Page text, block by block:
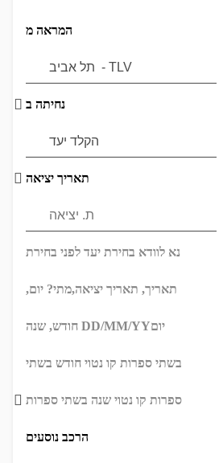
המראה מ
נחיתה ב
תאריך יציאה
נא לוודא בחירת יעד לפני בחירת
תאריך, תאריך יציאה,מתי? יום,
DD/MM/YYיום
בשתי ספרות קו נטוי חודש בשתי
ספרות קו נטוי שנה בשתי ספרות
הרכב נוסעים